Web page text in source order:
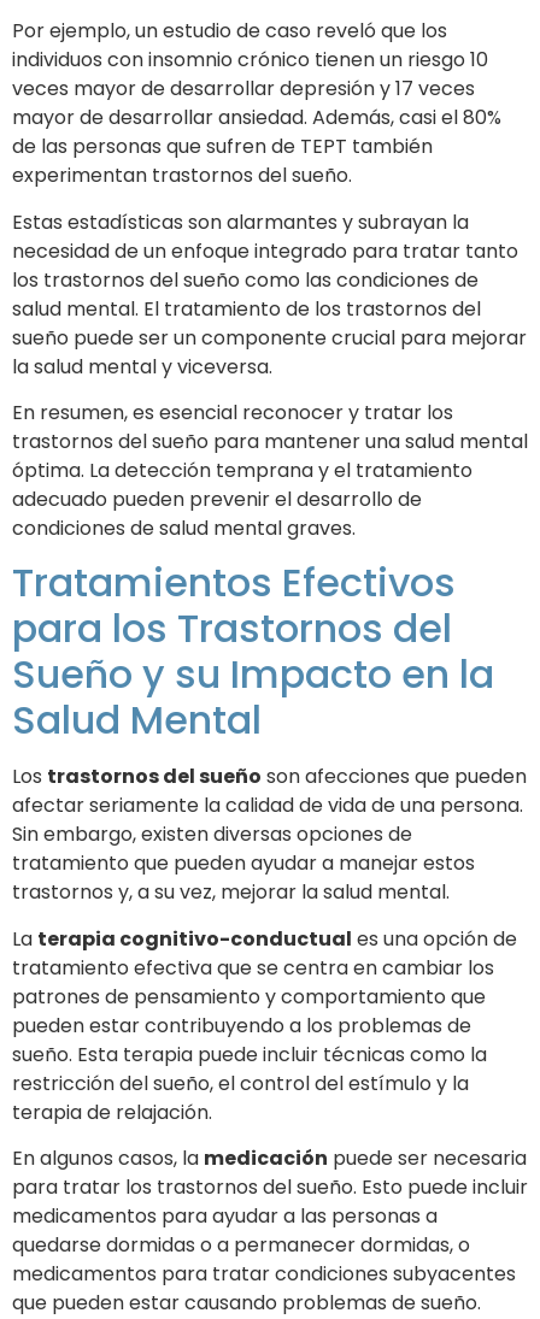
Por ejemplo, un estudio de caso reveló que los
individuos con insomnio crónico tienen un riesgo 10
veces mayor de desarrollar depresión y 17 veces
mayor de desarrollar ansiedad. Además, casi el 80%
de las personas que sufren de TEPT también
experimentan trastornos del sueño.
Estas estadísticas son alarmantes y subrayan la
necesidad de un enfoque integrado para tratar tanto
los trastornos del sueño como las condiciones de
salud mental. El tratamiento de los trastornos del
sueño puede ser un componente crucial para mejorar
la salud mental y viceversa.
En resumen, es esencial reconocer y tratar los
trastornos del sueño para mantener una salud mental
óptima. La detección temprana y el tratamiento
adecuado pueden prevenir el desarrollo de
condiciones de salud mental graves.
Tratamientos Efectivos
para los Trastornos del
Sueño y su Impacto en la
Salud Mental
Los trastornos del sueño son afecciones que pueden
afectar seriamente la calidad de vida de una persona.
Sin embargo, existen diversas opciones de
tratamiento que pueden ayudar a manejar estos
trastornos y, a su vez, mejorar la salud mental.
La terapia cognitivo-conductual es una opción de
tratamiento efectiva que se centra en cambiar los
patrones de pensamiento y comportamiento que
pueden estar contribuyendo a los problemas de
sueño. Esta terapia puede incluir técnicas como la
restricción del sueño, el control del estímulo y la
terapia de relajación.
En algunos casos, la medicación puede ser necesaria
para tratar los trastornos del sueño. Esto puede incluir
medicamentos para ayudar a las personas a
quedarse dormidas o a permanecer dormidas, o
medicamentos para tratar condiciones subyacentes
que pueden estar causando problemas de sueño.